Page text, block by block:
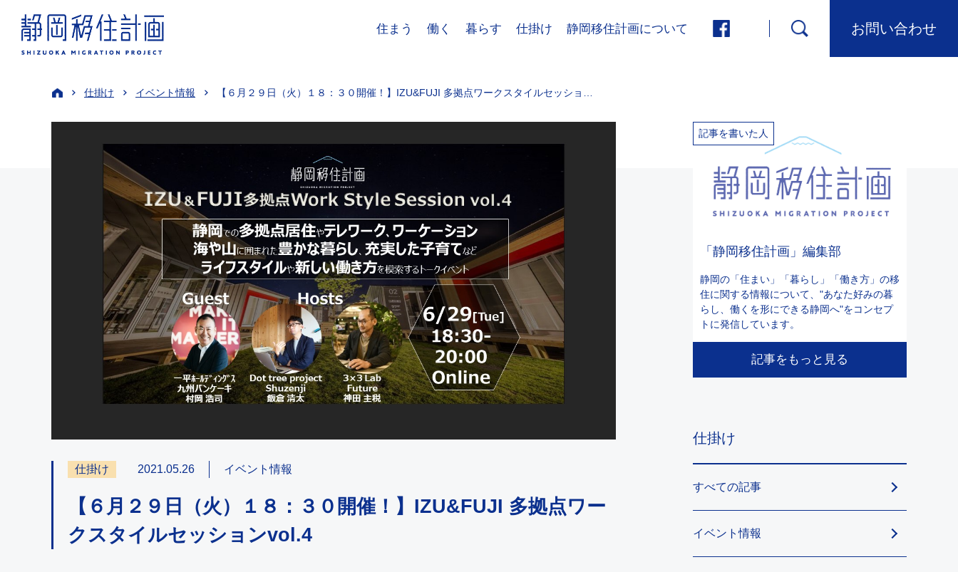
住まう 働く 暮らす 仕掛け 静岡移住計画について お問い合わせ
仕掛け イベント情報 【６月２９日（火）１８：３０開催！】IZU&FUJI 多拠点ワークスタイルセッショ…
仕掛け 2021.05.26 イベント情報
【６月２９日（火）１８：３０開催！】IZU&FUJI 多拠点ワー
クスタイルセッションvol.4
記事を書いた人
「静岡移住計画」編集部
静岡の「住まい」「暮らし」「働き方」の移
住に関する情報について、"あなた好みの暮
らし、働くを形にできる静岡へ"をコンセプ
トに発信しています。
記事をもっと見る
仕掛け
すべての記事
イベント情報